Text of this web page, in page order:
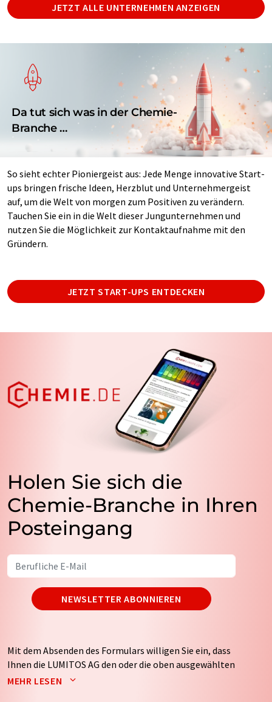
JETZT ALLE UNTERNEHMEN ANZEIGEN
Da tut sich was in der Chemie-
Branche …
So sieht echter Pioniergeist aus: Jede Menge innovative Start-
ups bringen frische Ideen, Herzblut und Unternehmergeist
auf, um die Welt von morgen zum Positiven zu verändern.
Tauchen Sie ein in die Welt dieser Jungunternehmen und
nutzen Sie die Möglichkeit zur Kontaktaufnahme mit den
Gründern.
JETZT START-UPS ENTDECKEN
Holen Sie sich die
Chemie-Branche in Ihren
Posteingang
NEWSLETTER ABONNIEREN
Mit dem Absenden des Formulars willigen Sie ein, dass
Ihnen die LUMITOS AG den oder die oben ausgewählten
Newsletter per E-Mail zusendet. Ihre Daten werden
MEHR LESEN